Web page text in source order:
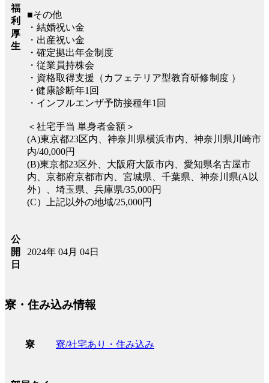
福
利
厚
生
■その他
・結婚祝い金
・出産祝い金
・確定拠出年金制度
・従業員持株会
・資格取得支援（カフェテリア型教育研修制度 ）
・健康診断年1回
・インフルエンザ予防接種年1回
＜社宅手当 単身者金額＞
(A)東京都23区内、神奈川県横浜市内、神奈川県川崎市
内/40,000円
(B)東京都23区外、大阪府大阪市内、愛知県名古屋市
内、京都府京都市内、宮城県、千葉県、神奈川県(A以
外）、埼玉県、兵庫県/35,000円
(C）上記以外の地域/25,000円
公
開
日
2024年 04月 04日
寮・住み込み情報
寮 寮/社宅あり・住み込み